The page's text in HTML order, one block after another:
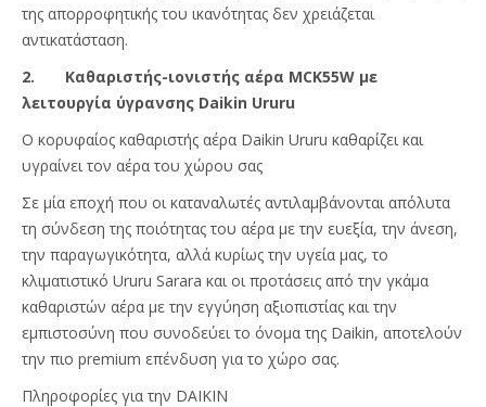
της απορροφητικής του ικανότητας δεν χρειάζεται
αντικατάσταση.
2. Καθαριστής-ιονιστής αέρα MCK55W με
λειτουργία ύγρανσης Daikin Ururu
Ο κορυφαίος καθαριστής αέρα Daikin Ururu καθαρίζει και
υγραίνει τον αέρα του χώρου σας
Σε μία εποχή που οι καταναλωτές αντιλαμβάνονται απόλυτα
τη σύνδεση της ποιότητας του αέρα με την ευεξία, την άνεση,
την παραγωγικότητα, αλλά κυρίως την υγεία μας, το
κλιματιστικό Ururu Sarara και οι προτάσεις από την γκάμα
καθαριστών αέρα με την εγγύηση αξιοπιστίας και την
εμπιστοσύνη που συνοδεύει το όνομα της Daikin, αποτελούν
την πιο premium επένδυση για το χώρο σας.
Πληροφορίες για την DAIKIN